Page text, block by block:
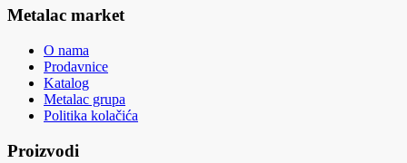
Metalac market
O nama
Prodavnice
Katalog
Metalac grupa
Politika kolačića
Proizvodi